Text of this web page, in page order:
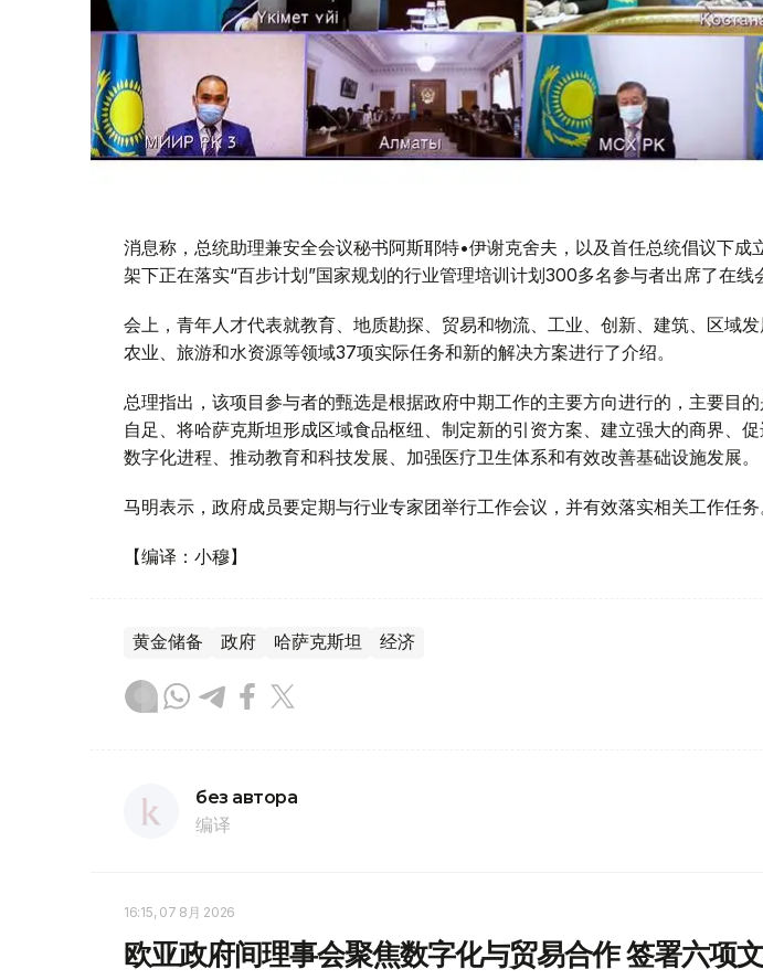
消息称，总统助理兼安全会议秘书阿斯耶特•伊谢克舍夫，以及首任总统倡议下成
架下正在落实“百步计划”国家规划的行业管理培训计划300多名参与者出席了在线
会上，青年人才代表就教育、地质勘探、贸易和物流、工业、创新、建筑、区域发
农业、旅游和水资源等领域37项实际任务和新的解决方案进行了介绍。
总理指出，该项目参与者的甄选是根据政府中期工作的主要方向进行的，主要目
自足、将哈萨克斯坦形成区域食品枢纽、制定新的引资方案、建立强大的商界、
数字化进程、推动教育和科技发展、加强医疗卫生体系和有效改善基础设施发展。
马明表示，政府成员要定期与行业专家团举行工作会议，并有效落实相关工作任务
【编译：小穆】
黄金储备 政府 哈萨克斯坦 经济
без автора
编译
16:15, 07 8月 2026
欧亚政府间理事会聚焦数字化与贸易合作 签署六项